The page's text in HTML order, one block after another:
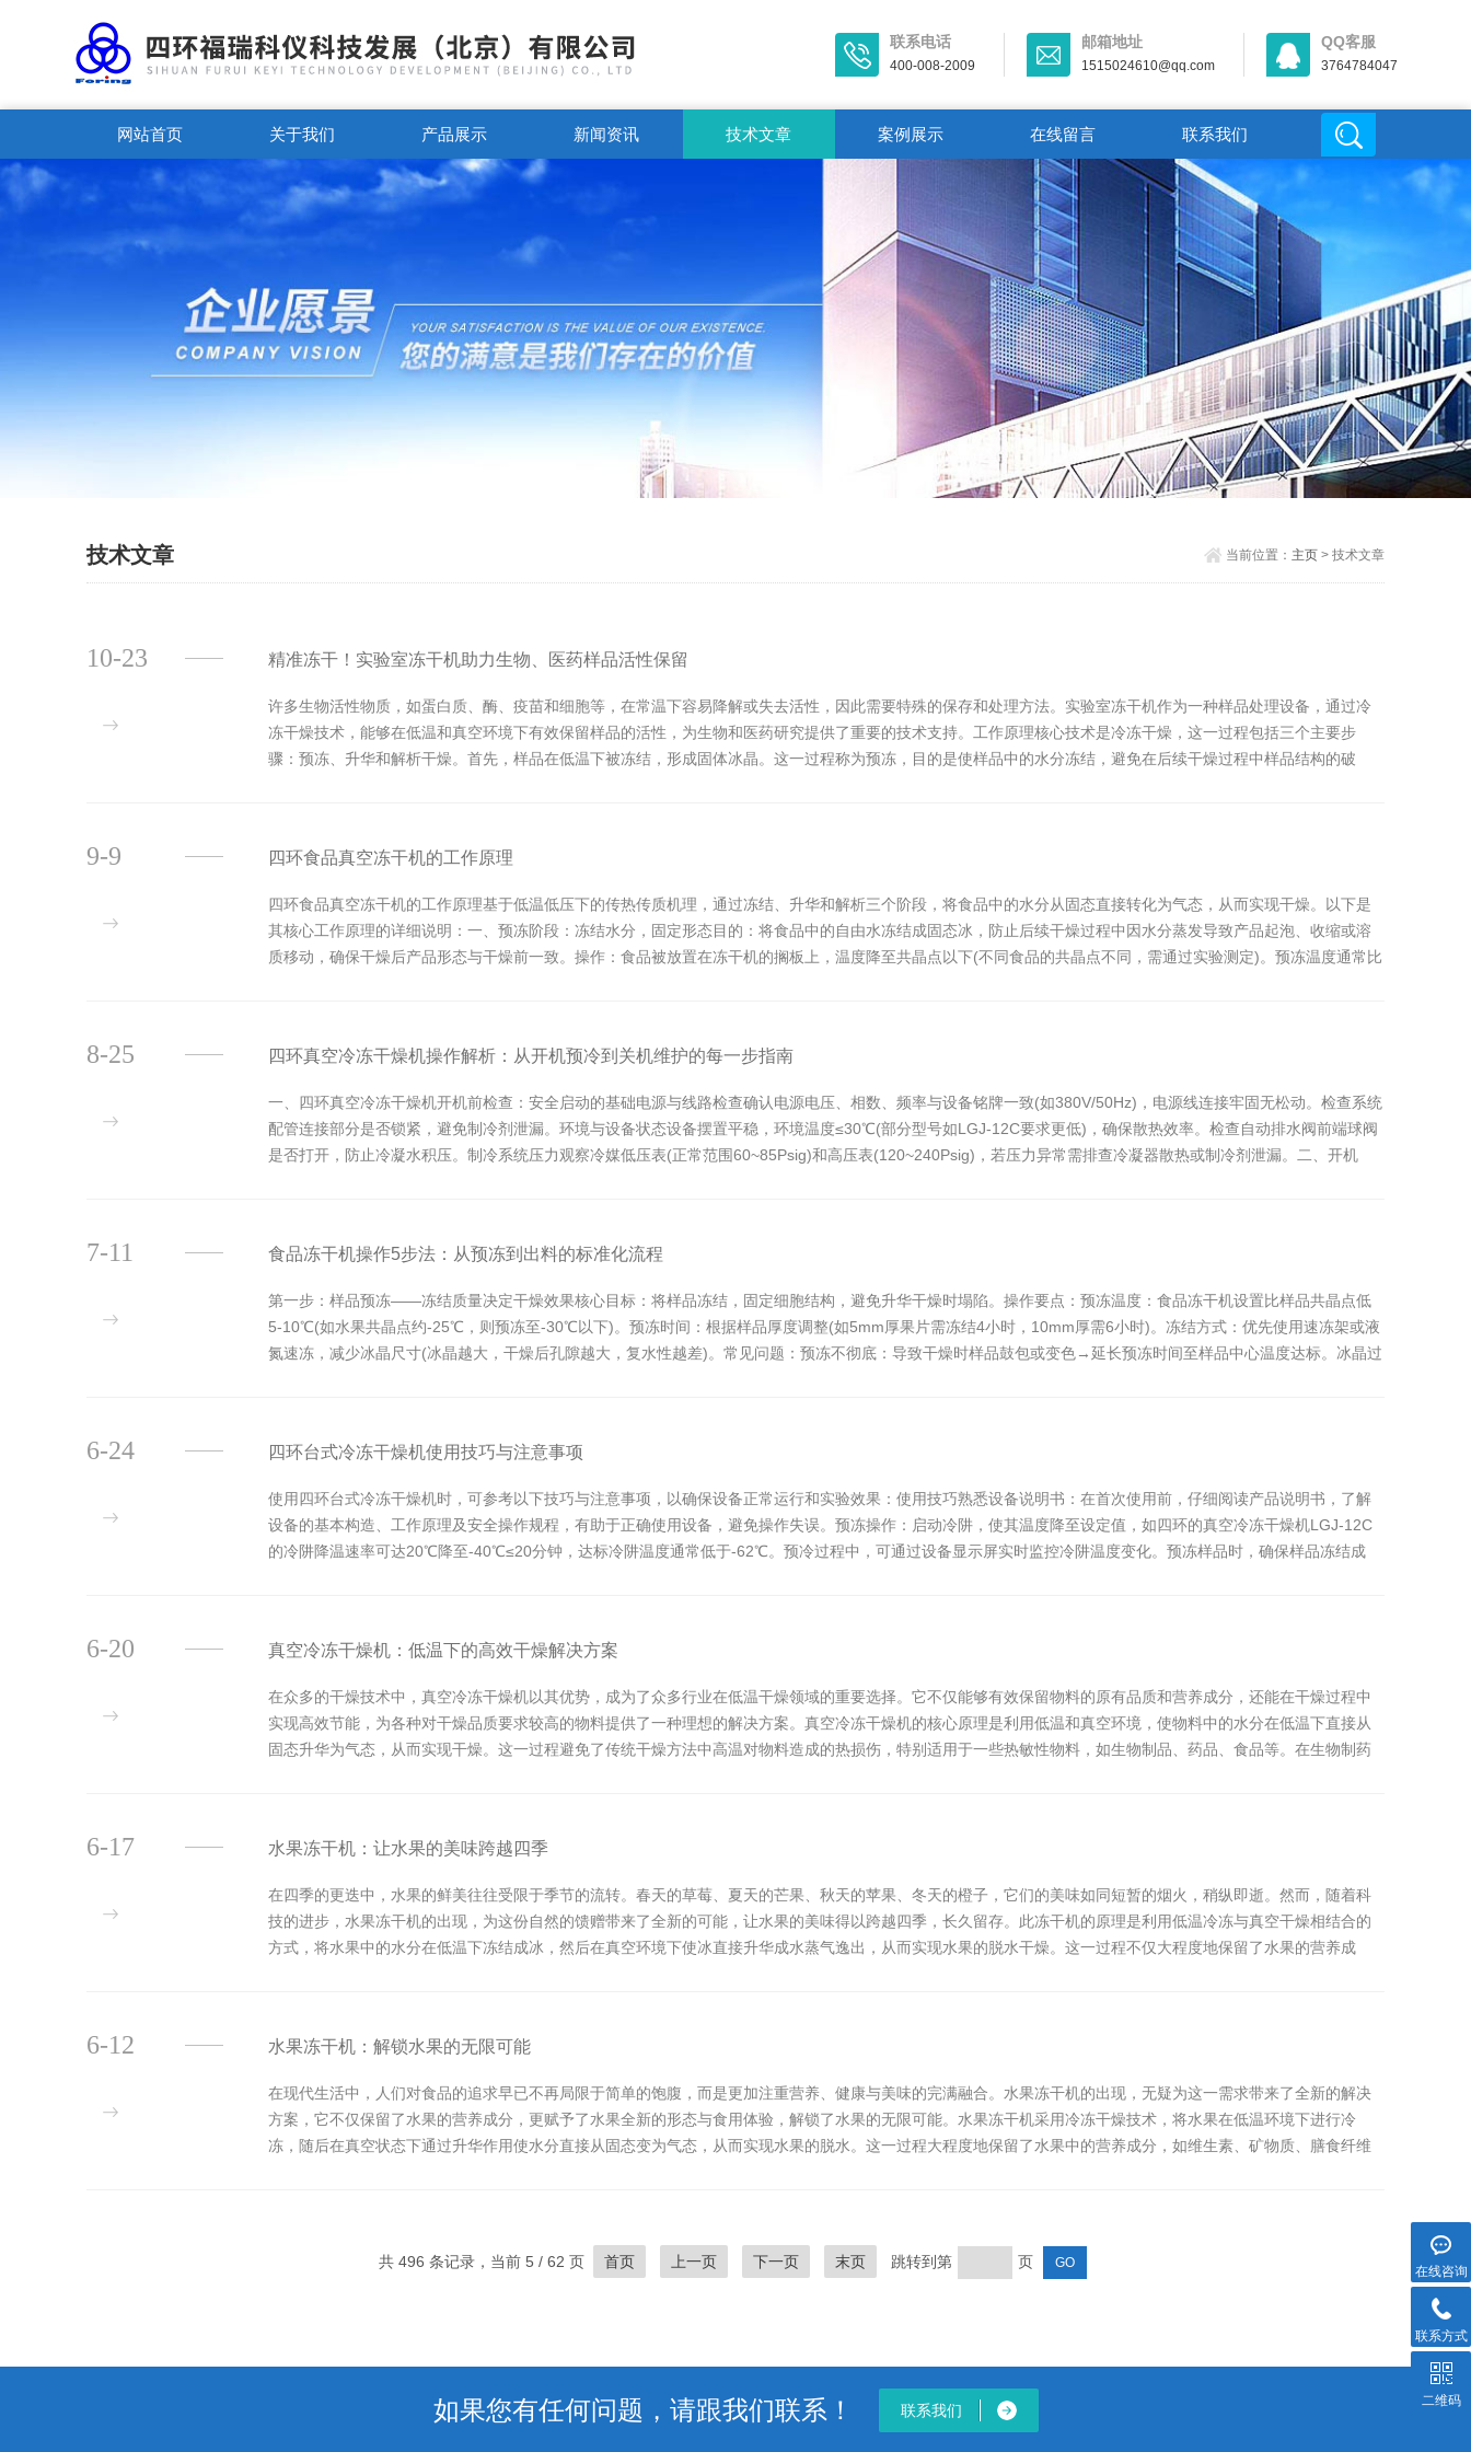
联系电话
400-008-2009
邮箱地址
1515024610@qq.com
QQ客服
3764784047
网站首页 关于我们 产品展示 新闻资讯 技术文章 案例展示 在线留言 联系我们
技术文章 当前位置： 主页> 技术文章
精准冻干！实验室冻干机助力生物、医药样品活性保留
许多生物活性物质，如蛋白质、酶、疫苗和细胞等，在常温下容易降解或失去活性，因此需要特殊的保存和处理方法。实验室冻干机作为一种样品处理设备，通过冷
冻干燥技术，能够在低温和真空环境下有效保留样品的活性，为生物和医药研究提供了重要的技术支持。工作原理核心技术是冷冻干燥，这一过程包括三个主要步
骤：预冻、升华和解析干燥。首先，样品在低温下被冻结，形成固体冰晶。这一过程称为预冻，目的是使样品中的水分冻结，避免在后续干燥过程中样品结构的破
10-23
四环食品真空冻干机的工作原理
四环食品真空冻干机的工作原理基于低温低压下的传热传质机理，通过冻结、升华和解析三个阶段，将食品中的水分从固态直接转化为气态，从而实现干燥。以下是
其核心工作原理的详细说明：一、预冻阶段：冻结水分，固定形态目的：将食品中的自由水冻结成固态冰，防止后续干燥过程中因水分蒸发导致产品起泡、收缩或溶
质移动，确保干燥后产品形态与干燥前一致。操作：食品被放置在冻干机的搁板上，温度降至共晶点以下(不同食品的共晶点不同，需通过实验测定)。预冻温度通常比
9-9
四环真空冷冻干燥机操作解析：从开机预冷到关机维护的每一步指南
一、四环真空冷冻干燥机开机前检查：安全启动的基础电源与线路检查确认电源电压、相数、频率与设备铭牌一致(如380V/50Hz)，电源线连接牢固无松动。检查系统
配管连接部分是否锁紧，避免制冷剂泄漏。环境与设备状态设备摆置平稳，环境温度≤30℃(部分型号如LGJ-12C要求更低)，确保散热效率。检查自动排水阀前端球阀
是否打开，防止冷凝水积压。制冷系统压力观察冷媒低压表(正常范围60~85Psig)和高压表(120~240Psig)，若压力异常需排查冷凝器散热或制冷剂泄漏。二、开机
8-25
食品冻干机操作5步法：从预冻到出料的标准化流程
第一步：样品预冻——冻结质量决定干燥效果核心目标：将样品冻结，固定细胞结构，避免升华干燥时塌陷。操作要点：预冻温度：食品冻干机设置比样品共晶点低
5-10℃(如水果共晶点约-25℃，则预冻至-30℃以下)。预冻时间：根据样品厚度调整(如5mm厚果片需冻结4小时，10mm厚需6小时)。冻结方式：优先使用速冻架或液
氮速冻，减少冰晶尺寸(冰晶越大，干燥后孔隙越大，复水性越差)。常见问题：预冻不彻底：导致干燥时样品鼓包或变色→延长预冻时间至样品中心温度达标。冰晶过
7-11
四环台式冷冻干燥机使用技巧与注意事项
使用四环台式冷冻干燥机时，可参考以下技巧与注意事项，以确保设备正常运行和实验效果：使用技巧熟悉设备说明书：在首次使用前，仔细阅读产品说明书，了解
设备的基本构造、工作原理及安全操作规程，有助于正确使用设备，避免操作失误。预冻操作：启动冷阱，使其温度降至设定值，如四环的真空冷冻干燥机LGJ-12C
的冷阱降温速率可达20℃降至-40℃≤20分钟，达标冷阱温度通常低于-62℃。预冷过程中，可通过设备显示屏实时监控冷阱温度变化。预冻样品时，确保样品冻结成
6-24
真空冷冻干燥机：低温下的高效干燥解决方案
在众多的干燥技术中，真空冷冻干燥机以其优势，成为了众多行业在低温干燥领域的重要选择。它不仅能够有效保留物料的原有品质和营养成分，还能在干燥过程中
实现高效节能，为各种对干燥品质要求较高的物料提供了一种理想的解决方案。真空冷冻干燥机的核心原理是利用低温和真空环境，使物料中的水分在低温下直接从
固态升华为气态，从而实现干燥。这一过程避免了传统干燥方法中高温对物料造成的热损伤，特别适用于一些热敏性物料，如生物制品、药品、食品等。在生物制药
6-20
水果冻干机：让水果的美味跨越四季
在四季的更迭中，水果的鲜美往往受限于季节的流转。春天的草莓、夏天的芒果、秋天的苹果、冬天的橙子，它们的美味如同短暂的烟火，稍纵即逝。然而，随着科
技的进步，水果冻干机的出现，为这份自然的馈赠带来了全新的可能，让水果的美味得以跨越四季，长久留存。此冻干机的原理是利用低温冷冻与真空干燥相结合的
方式，将水果中的水分在低温下冻结成冰，然后在真空环境下使冰直接升华成水蒸气逸出，从而实现水果的脱水干燥。这一过程不仅大程度地保留了水果的营养成
6-17
水果冻干机：解锁水果的无限可能
在现代生活中，人们对食品的追求早已不再局限于简单的饱腹，而是更加注重营养、健康与美味的完满融合。水果冻干机的出现，无疑为这一需求带来了全新的解决
方案，它不仅保留了水果的营养成分，更赋予了水果全新的形态与食用体验，解锁了水果的无限可能。水果冻干机采用冷冻干燥技术，将水果在低温环境下进行冷
冻，随后在真空状态下通过升华作用使水分直接从固态变为气态，从而实现水果的脱水。这一过程大程度地保留了水果中的营养成分，如维生素、矿物质、膳食纤维
6-12
共 496 条记录，当前 5 / 62 页 首页 上一页 下一页 末页 跳转到第 页
如果您有任何问题，请跟我们联系！ 联系我们
在线咨询
联系方式
二维码